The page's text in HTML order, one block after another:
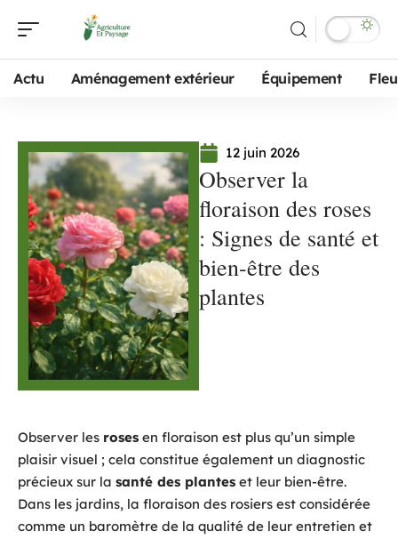
Actu Aménagement extérieur Équipement
12 juin 2026
Observer la
floraison des roses
: Signes de santé et
bien-être des
plantes
Observer les roses en floraison est plus qu’un simple
plaisir visuel ; cela constitue également un diagnostic
précieux sur la santé des plantes et leur bien-être.
Dans les jardins, la floraison des rosiers est considérée
comme un baromètre de la qualité de leur entretien et